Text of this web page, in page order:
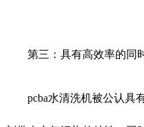
第三：具有高效率的同
pcba水清洗机被公认具